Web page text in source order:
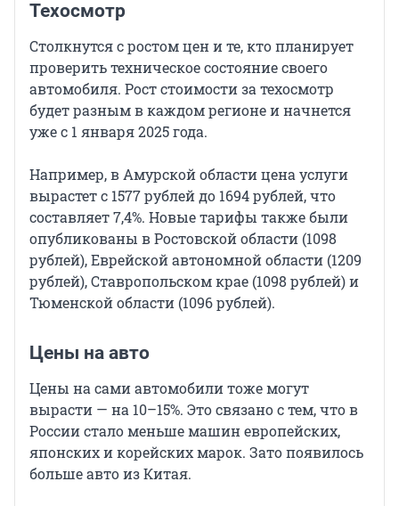
Техосмотр
Столкнутся с ростом цен и те, кто планирует
проверить техническое состояние своего
автомобиля. Рост стоимости за техосмотр
будет разным в каждом регионе и начнется
уже с 1 января 2025 года.
Например, в Амурской области цена услуги
вырастет с 1577 рублей до 1694 рублей, что
составляет 7,4%. Новые тарифы также были
опубликованы в Ростовской области (1098
рублей), Еврейской автономной области (1209
рублей), Ставропольском крае (1098 рублей) и
Тюменской области (1096 рублей).
Цены на авто
Цены на сами автомобили тоже могут
вырасти — на 10–15%. Это связано с тем, что в
России стало меньше машин европейских,
японских и корейских марок. Зато появилось
больше авто из Китая.